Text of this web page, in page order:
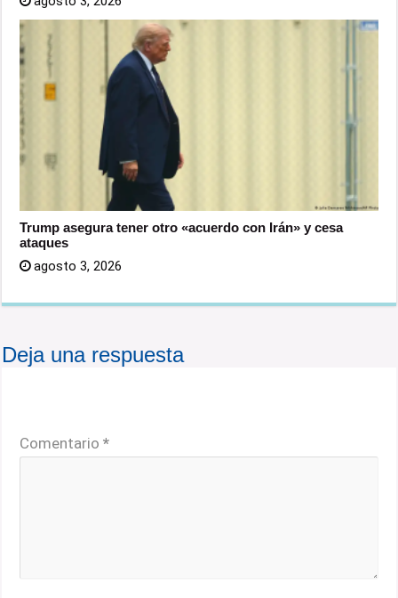
Trump asegura tener otro «acuerdo con Irán» y cesa
ataques
agosto 3, 2026
Deja una respuesta
Comentario*